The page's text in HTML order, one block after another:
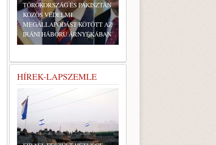
TÖRÖKORSZÁG ÉS PAKISZTÁN
KÖZÖS VÉDELMI
MEGÁLLAPODÁST KÖTÖTT AZ
IRÁNI HÁBORÚ ÁRNYÉKÁBAN
HÍREK-LAPSZEMLE